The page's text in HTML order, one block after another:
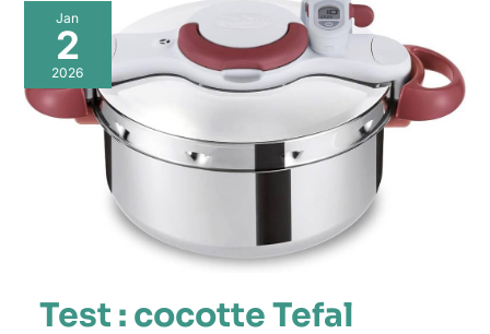
Jan
2
2026
Test : cocotte Tefal